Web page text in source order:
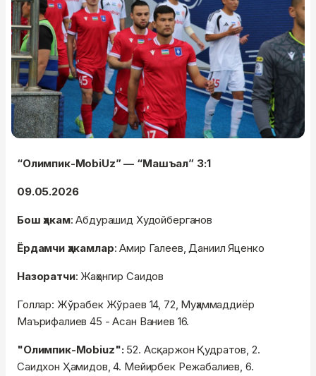
“Олимпик-MobiUz” — “Машъал” 3:1
09.05.2026
Бош ҳакам: Абдурашид Худойберганов
Ёрдамчи ҳакамлар: Амир Галеев, Даниил Яценко
Назоратчи: Жаҳонгир Саидов
Голлар: Жўрабек Жўраев 14, 72, Муҳаммаддиёр
Маърифалиев 45 - Асан Ваниев 16.
"Олимпик-Mobiuz":52. Асқаржон Қудратов, 2.
Саидхон Ҳамидов, 4. Мейирбек Режабалиев, 6.